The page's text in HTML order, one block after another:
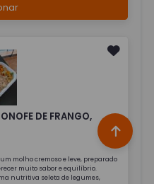
DE FRANGO,
molho cremoso e leve, preparado
muito sabor e equilíbrio.
nutritiva seleta de legumes,